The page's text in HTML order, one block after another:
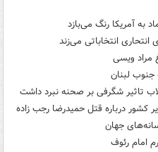
به آمریکا رنگ می‌بازد
انتخاباتی می‌زند
مراد ویسی
جنوب لبنان
تاثیر شگرفی بر صحنه نبرد داشت
کشور درباره قتل حمیدرضا رجب زاده
جهان
امام رئوف